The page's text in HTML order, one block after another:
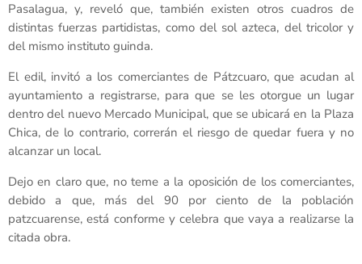
Pasalagua, y, reveló que, también existen otros cuadros de
distintas fuerzas partidistas, como del sol azteca, del tricolor y
del mismo instituto guinda.
El edil, invitó a los comerciantes de Pátzcuaro, que acudan al
ayuntamiento a registrarse, para que se les otorgue un lugar
dentro del nuevo Mercado Municipal, que se ubicará en la Plaza
Chica, de lo contrario, correrán el riesgo de quedar fuera y no
alcanzar un local.
Dejo en claro que, no teme a la oposición de los comerciantes,
debido a que, más del 90 por ciento de la población
patzcuarense, está conforme y celebra que vaya a realizarse la
citada obra.